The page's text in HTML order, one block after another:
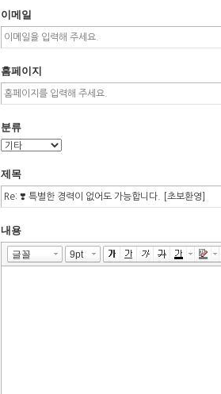
이메일
홈페이지
분류
제목
내용